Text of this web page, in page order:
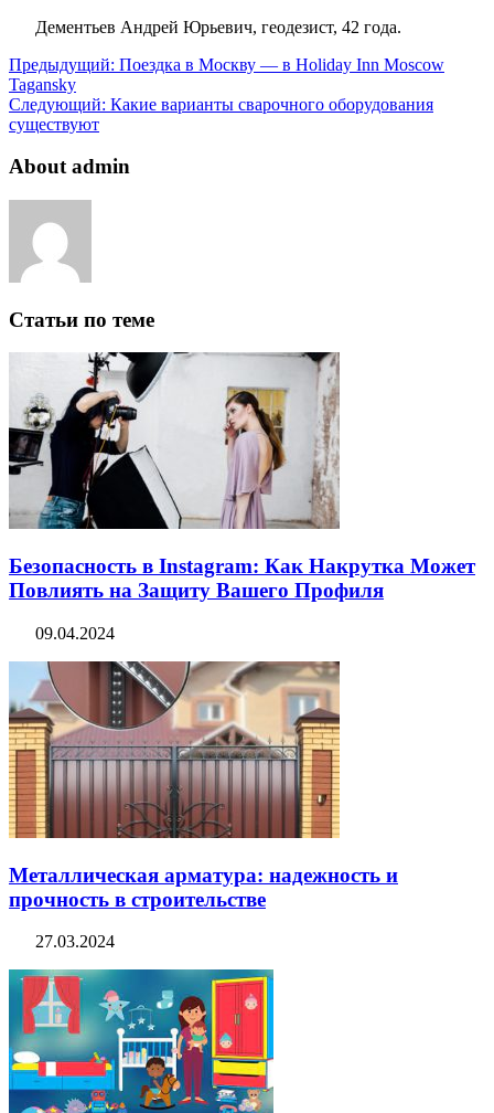
Дементьев Андрей Юрьевич, геодезист, 42 года.
Предыдущий: Поездка в Москву — в Holiday Inn Moscow
Tagansky
Следующий: Какие варианты сварочного оборудования
существуют
About admin
Статьи по теме
Безопасность в Instagram: Как Накрутка Может
Повлиять на Защиту Вашего Профиля
09.04.2024
Металлическая арматура: надежность и
прочность в строительстве
27.03.2024